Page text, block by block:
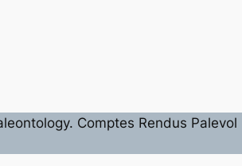
Comptes Rendus Palevol